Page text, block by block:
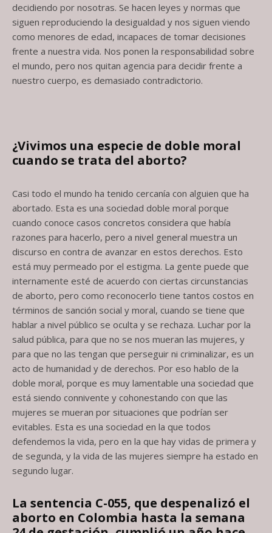
decidiendo por nosotras. Se hacen leyes y normas que
siguen reproduciendo la desigualdad y nos siguen viendo
como menores de edad, incapaces de tomar decisiones
frente a nuestra vida. Nos ponen la responsabilidad sobre
el mundo, pero nos quitan agencia para decidir frente a
nuestro cuerpo, es demasiado contradictorio.
¿Vivimos una especie de doble moral
cuando se trata del aborto?
Casi todo el mundo ha tenido cercanía con alguien que ha
abortado. Esta es una sociedad doble moral porque
cuando conoce casos concretos considera que había
razones para hacerlo, pero a nivel general muestra un
discurso en contra de avanzar en estos derechos. Esto
está muy permeado por el estigma. La gente puede que
internamente esté de acuerdo con ciertas circunstancias
de aborto, pero como reconocerlo tiene tantos costos en
términos de sanción social y moral, cuando se tiene que
hablar a nivel público se oculta y se rechaza. Luchar por la
salud pública, para que no se nos mueran las mujeres, y
para que no las tengan que perseguir ni criminalizar, es un
acto de humanidad y de derechos. Por eso hablo de la
doble moral, porque es muy lamentable una sociedad que
está siendo connivente y cohonestando con que las
mujeres se mueran por situaciones que podrían ser
evitables. Esta es una sociedad en la que todos
defendemos la vida, pero en la que hay vidas de primera y
de segunda, y la vida de las mujeres siempre ha estado en
segundo lugar.
La sentencia C-055, que despenalizó el
aborto en Colombia hasta la semana